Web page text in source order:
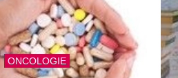
ONCOLOGIE